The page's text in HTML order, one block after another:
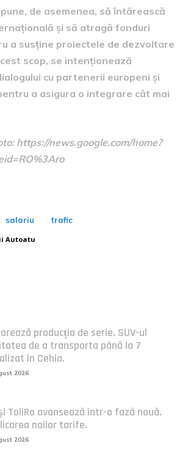
de asemenea, să întărească
și să atragă fonduri
a susține proiectele de dezvoltare
scop, se intenționează
cu partenerii europeni și
a asigura o integrare cât mai
https://news.google.com/home?
salariu trafic
Autoatu
producția de serie. SUV-ul
de a transporta până la 7
în Cehia.
2026
TollRo avansează într-o fază nouă.
noilor tarife.
2026